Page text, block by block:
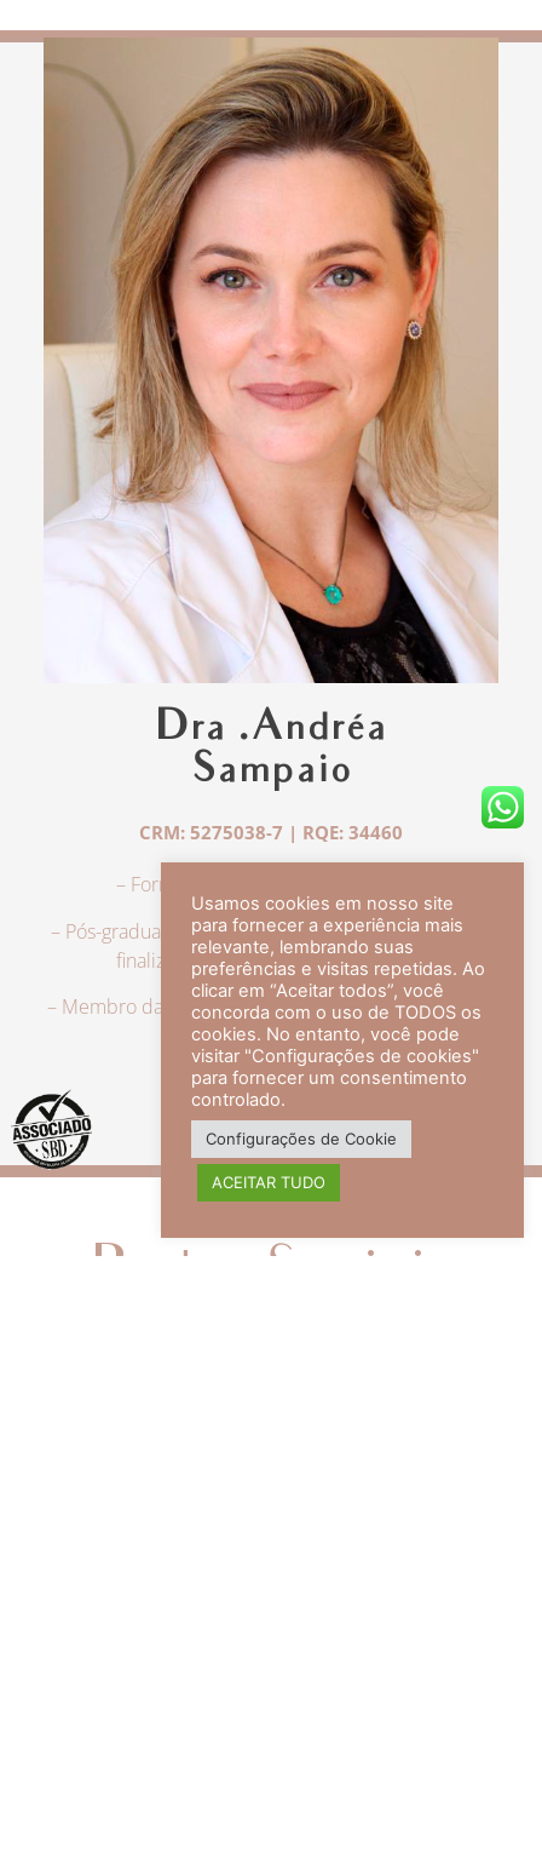
Dra .Andréa
Sampaio
CRM: 5275038-7 | RQE: 34460
– Formação em Medicina pela UFRJ.
– Pós-graduação em Dermatologia pela UFRJ, tendo
finalizado a especialização em 2007.
– Membro da Sociedade Brasileira de Dermatologia,
com título de especialista.
veja mais +
Redes Sociais
Usamos cookies em nosso site
para fornecer a experiência mais
relevante, lembrando suas
preferências e visitas repetidas. Ao
clicar em “Aceitar todos”, você
concorda com o uso de TODOS os
cookies. No entanto, você pode
visitar "Configurações de cookies"
para fornecer um consentimento
controlado.
Configurações de Cookie
ACEITAR TUDO